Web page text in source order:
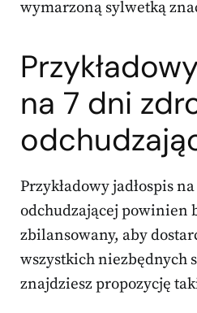
wymarzoną sylwetką
na 7 dni
Przykładowy jadłospis
odchudzającej powinien
zbilansowany, aby
wszystkich niezbędnych
znajdziesz propozycję